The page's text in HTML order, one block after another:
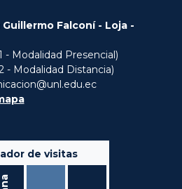
Falconí - Loja -
- Modalidad Presencial)
- Modalidad Distancia)
de visitas